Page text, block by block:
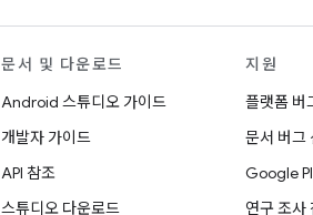
문서 및 다운로드
Android 스튜디오 가이드
개발자 가이드
API 참조
스튜디오 다운로드
지원
플랫폼 버
문서 버그
Google
연구 조사